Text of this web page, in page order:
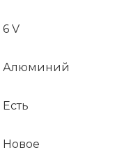
6 V
Алюминий
Есть
Новое